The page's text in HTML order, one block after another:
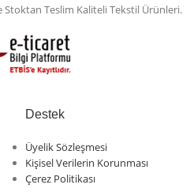
Stoktan Teslim Kaliteli Tekstil Ürünleri.
Destek
Üyelik Sözleşmesi
Kişisel Verilerin Korunması
Çerez Politikası